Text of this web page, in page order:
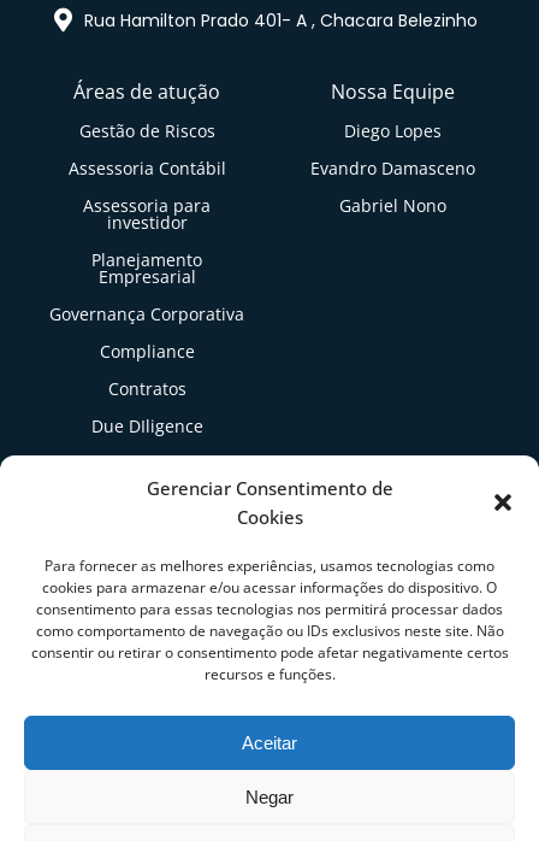
Gerenciar Consentimento de
Cookies
Para fornecer as melhores experiências, usamos tecnologias como
cookies para armazenar e/ou acessar informações do dispositivo. O
consentimento para essas tecnologias nos permitirá processar dados
como comportamento de navegação ou IDs exclusivos neste site. Não
consentir ou retirar o consentimento pode afetar negativamente certos
recursos e funções.
Aceitar
Negar
Rua Hamilton Prado 401- A , Chacara Belezinho
Áreas de atução
Gestão de Riscos
Assessoria Contábil
Assessoria para
investidor
Planejamento
Empresarial
Governança Corporativa
Compliance
Contratos
Due DIligence
Gestão Tributária
Nossa Equipe
Diego Lopes
Evandro Damasceno
Gabriel Nono
Artigos